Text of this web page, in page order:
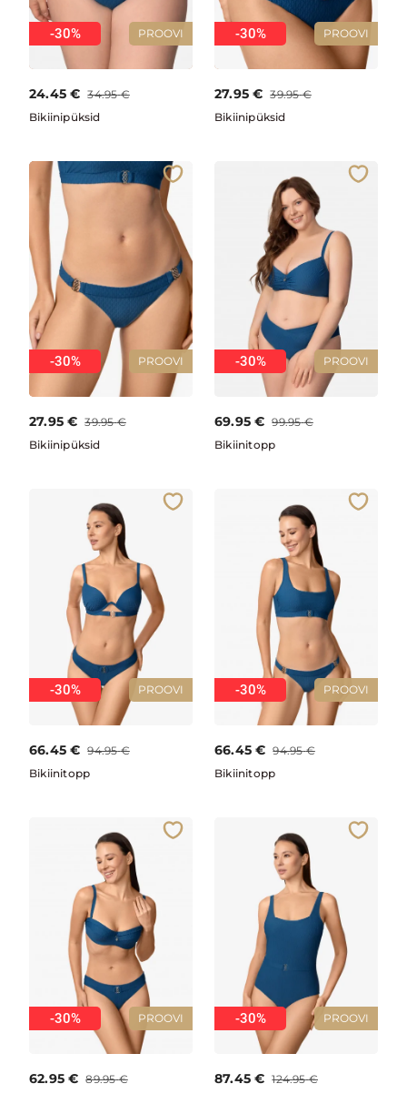
PROOVI
-30%
24.45 € 34.95 €
Bikiinipüksid
PROOVI
-30%
27.95 € 39.95 €
Bikiinipüksid
PROOVI
-30%
27.95 € 39.95 €
Bikiinipüksid
PROOVI
-30%
69.95 € 99.95 €
Bikiinitopp
PROOVI
-30%
66.45 € 94.95 €
Bikiinitopp
PROOVI
-30%
66.45 € 94.95 €
Bikiinitopp
PROOVI
-30%
62.95 € 89.95 €
PROOVI
-30%
87.45 € 124.95 €